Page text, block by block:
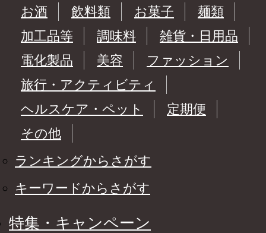
お酒
飲料類 お菓子
麺類
加工品等
調味料
雑貨・日用品
電化製品
美容
ファッション
旅行・アクティビティ
ヘルスケア・ペット
定期便
その他
ランキングからさがす
キーワードからさがす
特集・キャンペーン